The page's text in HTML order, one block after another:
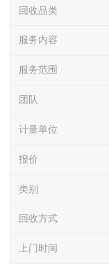
回收品类
服务内容
服务范围
团队
计量单位
报价
类别
回收方式
上门时间